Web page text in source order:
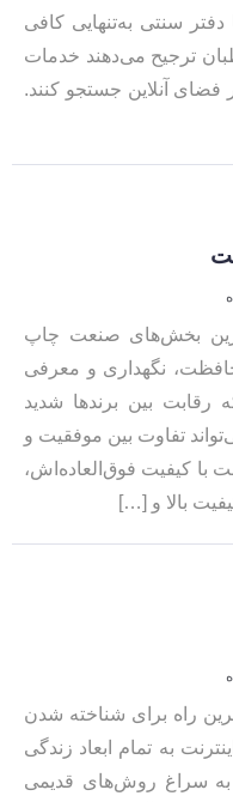
سنتی به‌تنهایی کافی
ترجیح می‌دهند خدمات
فضای آنلاین جستجو کنند.
بخش‌های صنعت چاپ
نگهداری و معرفی
رقابت بین برندها شدید
تفاوت بین موفقیت و
کیفیت فوق‌العاده‌اش،
بالا و […]
راه برای شناخته شدن
به تمام ابعاد زندگی
به سراغ روش‌های قدیمی